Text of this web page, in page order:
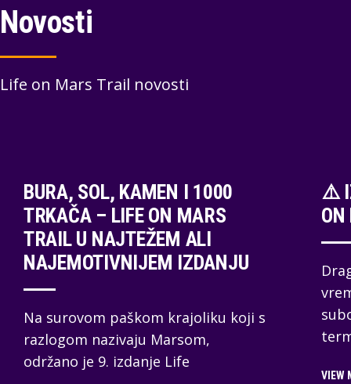
Novosti
Life on Mars Trail novosti
BURA, SOL, KAMEN I 1000
TRKAČA – LIFE ON MARS
TRAIL U NAJTEŽEM ALI
NAJEMOTIVNIJEM IZDANJU
Na surovom paškom krajoliku koji s
razlogom nazivaju Marsom,
održano je 9. izdanje Life
⚠️
VIEW